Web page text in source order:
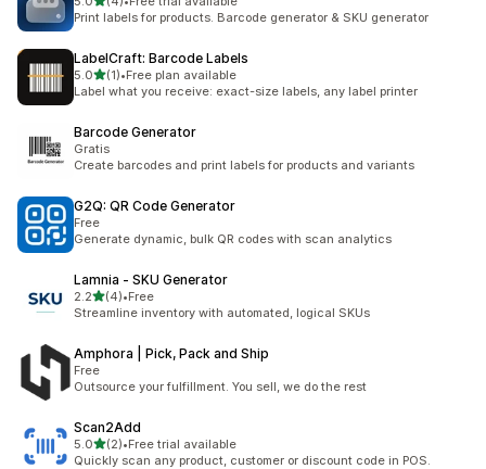
총 리뷰 4개
Print labels for products. Barcode generator & SKU generator
LabelCraft: Barcode Labels
5.0별 5개 중
(1)
총 리뷰 1개
•Free plan available
Label what you receive: exact-size labels, any label printer
Barcode Generator
Gratis
Create barcodes and print labels for products and variants
G2Q: QR Code Generator
Free
Generate dynamic, bulk QR codes with scan analytics
Lamnia ‑ SKU Generator
2.2별 5개 중
(4)
총 리뷰 4개
•Free
Streamline inventory with automated, logical SKUs
Amphora | Pick, Pack and Ship
Free
Outsource your fulfillment. You sell, we do the rest
Scan2Add
5.0별 5개 중
(2)
총 리뷰 2개
•Free trial available
Quickly scan any product, customer or discount code in POS.